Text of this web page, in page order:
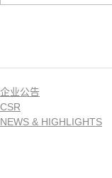
企业公告
CSR
NEWS & HIGHLIGHTS